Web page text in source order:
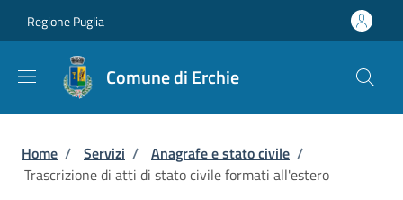
Regione Puglia
Comune di Erchie
Briciole di pane
Home / Servizi / Anagrafe e stato civile /
Trascrizione di atti di stato civile formati all'estero